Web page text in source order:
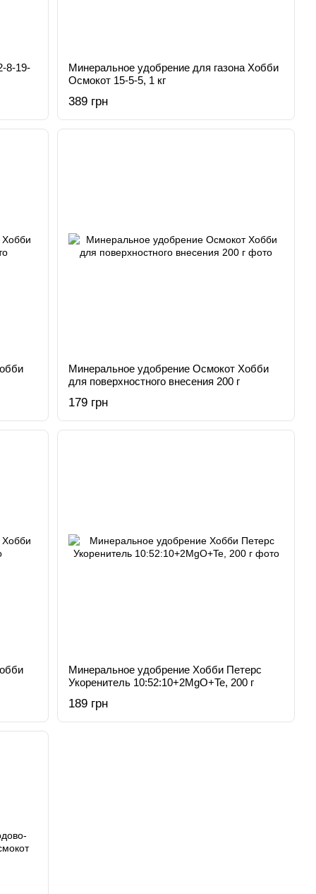
8-19-
Минеральное удобрение для газона Хобби
Осмокот 15-5-5, 1 кг
389 грн
Минеральное удобрение Осмокот Хобби
для поверхностного внесения 200 г
179 грн
Минеральное удобрение Хобби Петерс
Укоренитель 10:52:10+2MgO+Te, 200 г
189 грн